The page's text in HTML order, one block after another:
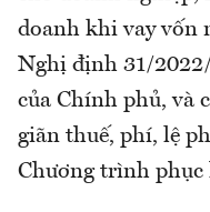
doanh khi vay vốn
Nghị định 31/
của Chính phủ, và
giãn thuế, phí, lệ
Chương trình